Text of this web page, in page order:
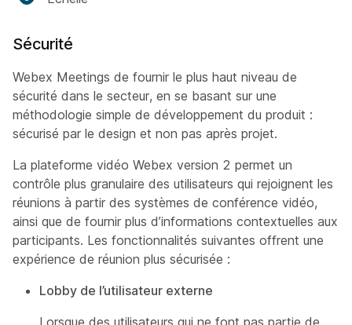
Sécurité
Webex Meetings de fournir le plus haut niveau de
sécurité dans le secteur, en se basant sur une
méthodologie simple de développement du produit :
sécurisé par le design et non pas après projet.
La plateforme vidéo Webex version 2 permet un
contrôle plus granulaire des utilisateurs qui rejoignent les
réunions à partir des systèmes de conférence vidéo,
ainsi que de fournir plus d’informations contextuelles aux
participants. Les fonctionnalités suivantes offrent une
expérience de réunion plus sécurisée :
Lobby de l’utilisateur externe
Lorsque des utilisateurs qui ne font pas partie de